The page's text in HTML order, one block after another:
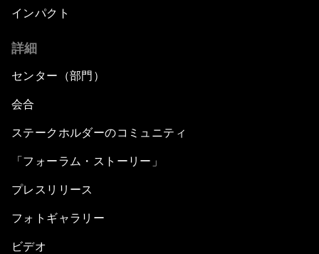
インパクト
詳細
センター（部門）
会合
ステークホルダーのコミュニティ
「フォーラム・ストーリー」
プレスリリース
フォトギャラリー
ビデオ